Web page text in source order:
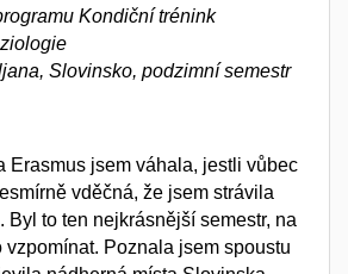
Kondiční trénink
Slovinsko, podzimní semestr
Erasmus jsem váhala, jestli vůbec
vděčná, že jsem strávila
Byl to ten nejkrásnější semestr, na
vzpomínat. Poznala jsem spoustu